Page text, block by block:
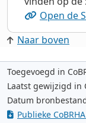
Open de
Naar boven
Toegevoegd in
Laatst gewijzigd in
Datum
Publieke